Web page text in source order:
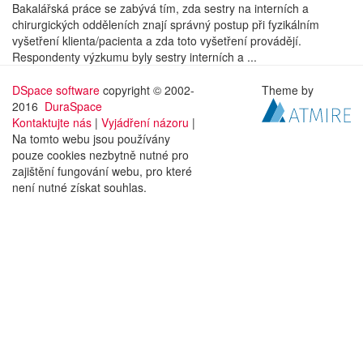
Bakalářská práce se zabývá tím, zda sestry na interních a
chirurgických odděleních znají správný postup při fyzikálním
vyšetření klienta/pacienta a zda toto vyšetření provádějí.
Respondenty výzkumu byly sestry interních a ...
DSpace software copyright © 2002-
2016 DuraSpace
Kontaktujte nás | Vyjádření názoru |
Na tomto webu jsou používány
pouze cookies nezbytně nutné pro
zajištění fungování webu, pro které
není nutné získat souhlas.
Theme by